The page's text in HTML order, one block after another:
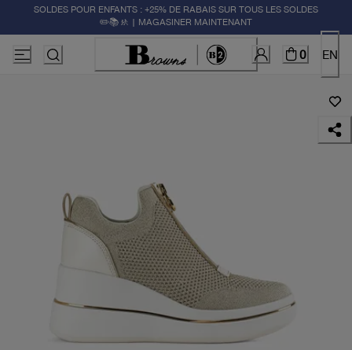
SOLDES POUR ENFANTS : +25% DE RABAIS SUR TOUS LES SOLDES
✏️📚🚸 | MAGASINER MAINTENANT
0 EN